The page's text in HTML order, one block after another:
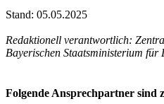
Stand: 05.05.2025
Redaktionell verantwortlich:
Bayerischen Staatsministerium für
Folgende Ansprechpartner sind